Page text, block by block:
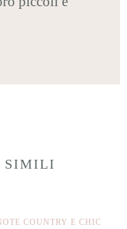
SIMILI
COUNTRY E CHIC